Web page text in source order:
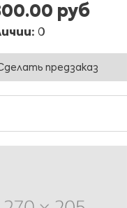
руб
0
предзаказ